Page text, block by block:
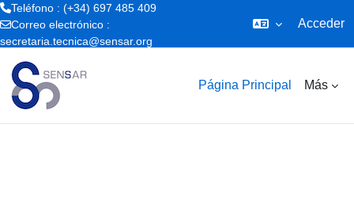
Teléfono : (+34) 697 485 409
Correo electrónico :
secretaria.tecnica@sensar.org
Acceder
Página Principal Más